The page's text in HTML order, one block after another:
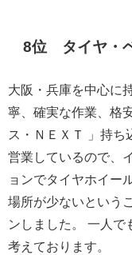
8位 タイヤ・
大阪・兵庫を中心に
寧、確実な作業、格
ス・ＮＥＸＴ 」持ち
営業しているので、
ョンでタイヤホイー
場所が少ないという
ンしました。 一人で
考えております。